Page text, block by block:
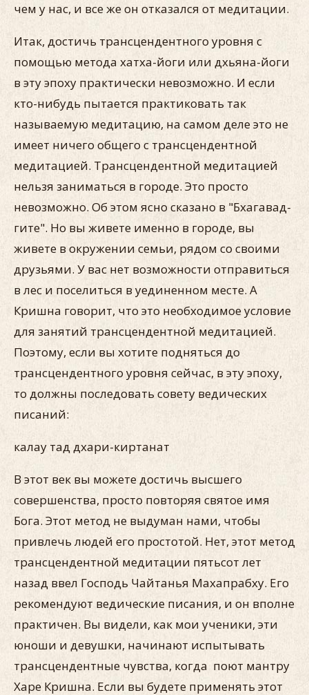
чем у нас, и все же он отказался от медитации.
Итак, достичь трансцендентного уровня с
помощью метода хатха-йоги или дхьяна-йоги
в эту эпоху практически невозможно. И если
кто-нибудь пытается практиковать так
называемую медитацию, на самом деле это не
имеет ничего общего с трансцендентной
медитацией. Трансцендентной медитацией
нельзя заниматься в городе. Это просто
невозможно. Об этом ясно сказано в "Бхагавад-
гите". Но вы живете именно в городе, вы
живете в окружении семьи, рядом со своими
друзьями. У вас нет возможности отправиться
в лес и поселиться в уединенном месте. А
Кришна говорит, что это необходимое условие
для занятий трансцендентной медитацией.
Поэтому, если вы хотите подняться до
трансцендентного уровня сейчас, в эту эпоху,
то должны последовать совету ведических
писаний:
калау тад дхари-киртанат
В этот век вы можете достичь высшего
совершенства, просто повторяя святое имя
Бога. Этот метод не выдуман нами, чтобы
привлечь людей его простотой. Нет, этот метод
трансцендентной медитации пятьсот лет
назад ввел Господь Чайтанья Махапрабху. Его
рекомендуют ведические писания, и он вполне
практичен. Вы видели, как мои ученики, эти
юноши и девушки, начинают испытывать
трансцендентные чувства, когда поют мантру
Харе Кришна. Если вы будете применять этот